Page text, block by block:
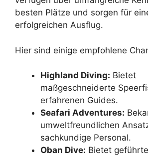
besten Plätze und sorgen für
erfolgreichen Ausflug.
Hier sind einige empfohlene
Highland Diving: Bietet
maßgeschneiderte
erfahrenen Guides.
Seafari Adventures:
umweltfreundlichen
sachkundige Personal.
Oban Dive: Bietet